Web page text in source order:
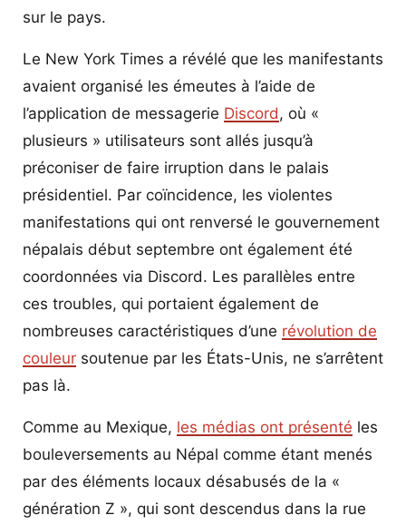
sur le pays.
Le New York Times a révélé que les manifestants
avaient organisé les émeutes à l’aide de
l’application de messagerie Discord, où «
plusieurs » utilisateurs sont allés jusqu’à
préconiser de faire irruption dans le palais
présidentiel. Par coïncidence, les violentes
manifestations qui ont renversé le gouvernement
népalais début septembre ont également été
coordonnées via Discord. Les parallèles entre
ces troubles, qui portaient également de
nombreuses caractéristiques d’une révolution de
couleur soutenue par les États-Unis, ne s’arrêtent
pas là.
Comme au Mexique, les médias ont présenté les
bouleversements au Népal comme étant menés
par des éléments locaux désabusés de la «
génération Z », qui sont descendus dans la rue